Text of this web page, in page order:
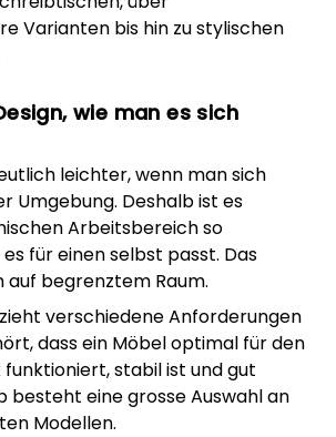
Varianten bis hin zu stylischen
wie man es sich
leichter, wenn man sich
Umgebung. Deshalb ist es
Arbeitsbereich so
für einen selbst passt. Das
begrenztem Raum.
verschiedene Anforderungen
dass ein Möbel optimal für den
funktioniert, stabil ist und gut
besteht eine grosse Auswahl an
Modellen.